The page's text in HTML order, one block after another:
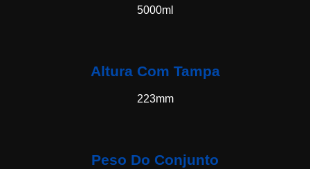
5000ml
Altura Com Tampa
223mm
Peso Do Conjunto